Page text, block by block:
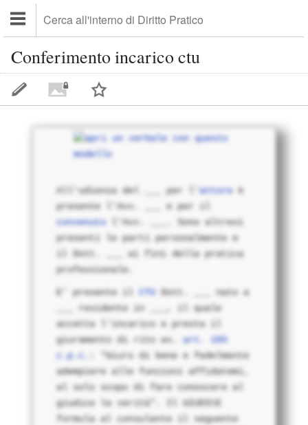
Conferimento incarico ctu
All'udienza del ___ per l' attore è
presente l'Avv. ___ e per il
convenuto l'Avv. ___. Sono altresì
presenti le parti
personalmente e
il Dott. ___ ai fini della pratica
professionale.
E' presente il CTU Dott. ___ nato a
___ residente in ___, il quale
accetta l'incarico e presta il
giuramento di rito ex. art. 193
c.p.c.
: "Giuro di bene e fedelmente
adempiere alle funzioni affidatemi,
al solo scopo di fare conoscere al
giudice la verità". Il
GIUDICE
formula al consulente il seguente